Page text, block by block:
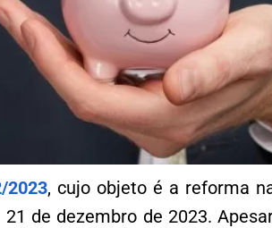
2023, cujo objeto é a reforma
de dezembro de 2023.